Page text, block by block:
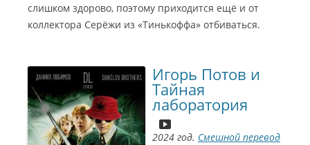
слишком здорово, поэтому приходится ещё и от
коллектора Серёжи из «Тинькоффа» отбиваться.
Игорь Потов и
Тайная
лаборатория
2024 год. Смешной перевод